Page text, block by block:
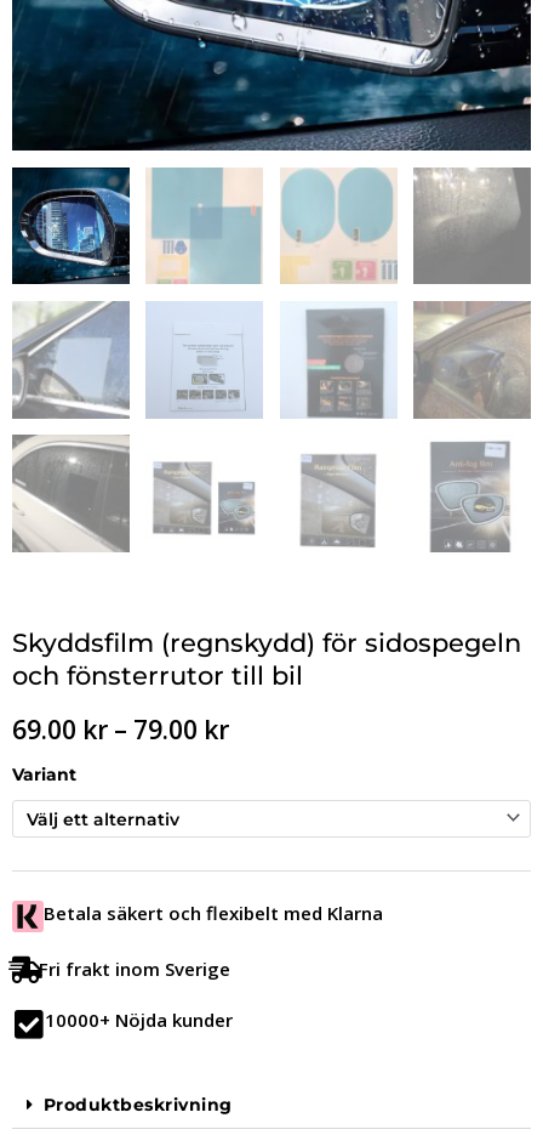
Skyddsfilm (regnskydd) för sidospegeln
och fönsterrutor till bil
69.00 kr – 79.00 krPrisintervall:
79.00 kr
Variant
Betala säkert och flexibelt med Klarna
Fri frakt inom Sverige
10000+ Nöjda kunder
Produktbeskrivning